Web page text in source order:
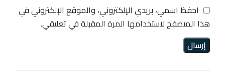
احفظ اسمي، بريدي الإلكتروني، والموقع الإلكتروني في
هذا المتصفح لاستخدامها المرة المقبلة في تعليقي.